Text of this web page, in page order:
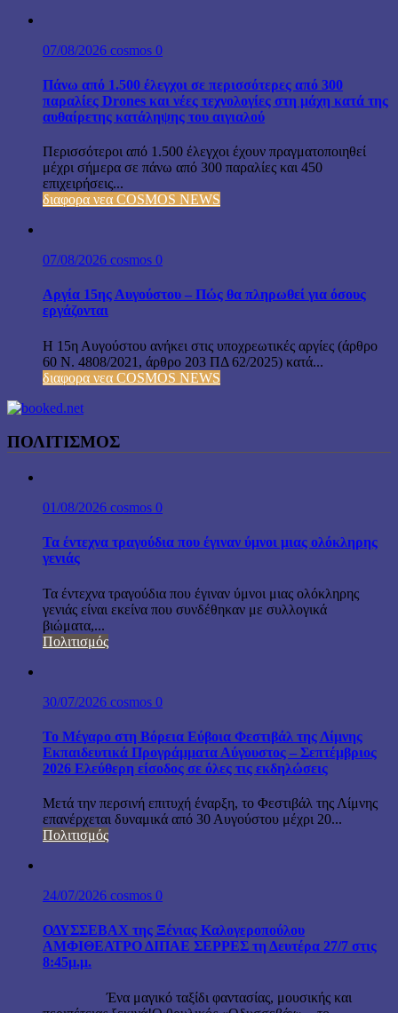
07/08/2026 cosmos 0
Πάνω από 1.500 έλεγχοι σε περισσότερες από 300
παραλίες Drones και νέες τεχνολογίες στη μάχη κατά της
αυθαίρετης κατάληψης του αιγιαλού
Περισσότεροι από 1.500 έλεγχοι έχουν πραγματοποιηθεί
μέχρι σήμερα σε πάνω από 300 παραλίες και 450
επιχειρήσεις...
διαφορα νεα COSMOS NEWS
07/08/2026 cosmos 0
Αργία 15ης Αυγούστου – Πώς θα πληρωθεί για όσους
εργάζονται
Η 15η Αυγούστου ανήκει στις υποχρεωτικές αργίες (άρθρο
60 Ν. 4808/2021, άρθρο 203 ΠΔ 62/2025) κατά...
διαφορα νεα COSMOS NEWS
ΠΟΛΙΤΙΣΜΟΣ
01/08/2026 cosmos 0
Τα έντεχνα τραγούδια που έγιναν ύμνοι μιας ολόκληρης
γενιάς
Τα έντεχνα τραγούδια που έγιναν ύμνοι μιας ολόκληρης
γενιάς είναι εκείνα που συνδέθηκαν με συλλογικά
βιώματα,...
Πολιτισμός
30/07/2026 cosmos 0
Το Μέγαρο στη Βόρεια Εύβοια Φεστιβάλ της Λίμνης
Εκπαιδευτικά Προγράμματα Αύγουστος – Σεπτέμβριος
2026 Ελεύθερη είσοδος σε όλες τις εκδηλώσεις
Μετά την περσινή επιτυχή έναρξη, το Φεστιβάλ της Λίμνης
επανέρχεται δυναμικά από 30 Αυγούστου μέχρι 20...
Πολιτισμός
24/07/2026 cosmos 0
ΟΔΥΣΣΕΒΑΧ της Ξένιας Καλογεροπούλου
ΑΜΦΙΘΕΑΤΡΟ ΔΙΠΑΕ ΣΕΡΡΕΣ τη Δευτέρα 27/7 στις
8:45μ.μ.
Ένα μαγικό ταξίδι φαντασίας, μουσικής και